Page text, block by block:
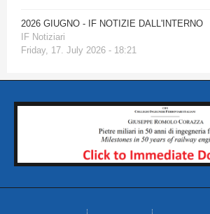
2026 GIUGNO - IF NOTIZIE DALL'INTERNO
IF Notiziari
Friday, 17. July 2026 - 18:21